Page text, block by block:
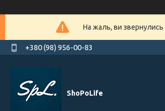
На жаль, ви
+380 (98) 956-00-83
ShoPoLife